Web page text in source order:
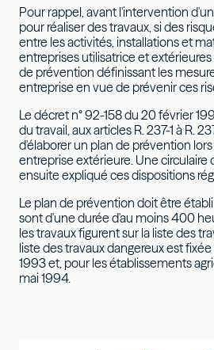
Pour rappel, avant l'intervention
pour réaliser des travaux, si des
entre les activités, installations et
entreprises utilisatrice et
de prévention définissant les
entreprise en vue de prévenir ces
Le décret n° 92-158 du 20 février
du travail, aux articles R. 237-1 à R.
d'élaborer un plan de prévention
entreprise extérieure. Une circulaire
ensuite expliqué ces dispositions
Le plan de prévention doit être
sont d'une durée d'au moins 400
les travaux figurent sur la liste des
liste des travaux dangereux est
1993 et, pour les établissements
mai 1994.